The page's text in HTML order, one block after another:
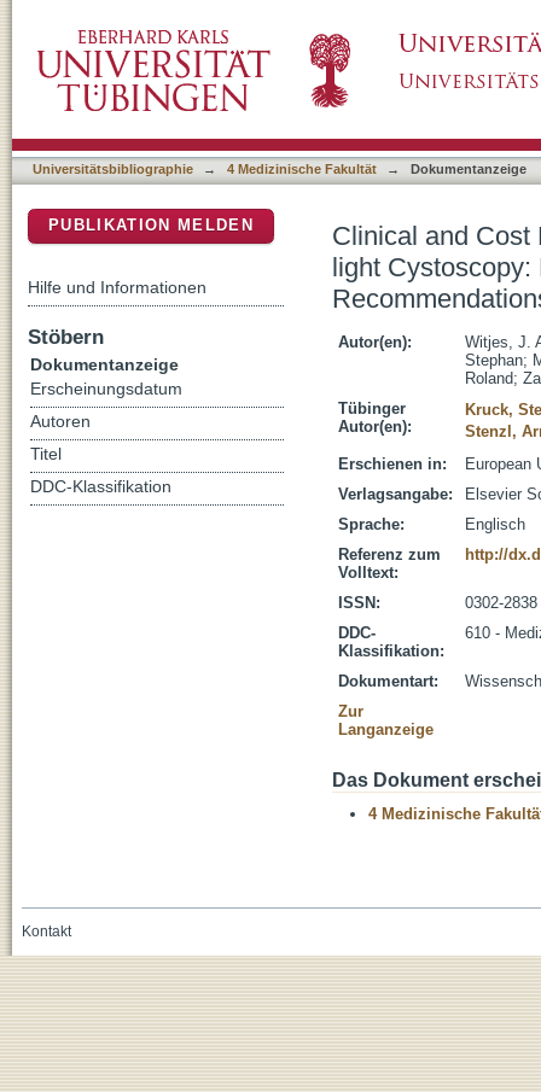
Review and Updated Expert
Universitätsbibliographie → 4 Medizinische Fakultät → Dokumentanzeige
Clinical and Cost
light
Autor(en):
Witjes, J.
Stephan;
Roland;
Tübinger
Autor(en):
Kruck,
Stenzl,
Erschienen in:
European
Verlagsangabe:
Elsevier
Sprache:
Englisch
Referenz zum
Volltext:
http://
ISSN:
0302-2838
DDC-
Klassifikation:
610 -
Dokumentart:
Zur
Langanzeige
Das Dokument
4 Medizinische
PUBLIKATION MELDEN
Hilfe und Informationen
Stöbern
Dokumentanzeige
Erscheinungsdatum
Autoren
Titel
DDC-Klassifikation
Kontakt